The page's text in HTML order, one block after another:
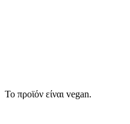
Το προϊόν είναι vegan.